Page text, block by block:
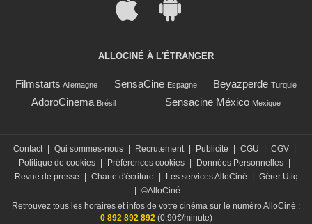
ALLOCINÉ À L'ÉTRANGER
Filmstarts Allemagne SensaCine Espagne Beyazperde Turquie
AdoroCinema Brésil Sensacine México Mexique
Contact Qui sommes-nous Recrutement Publicité CGU CGV
Politique de cookies
Préférences cookies Données Personnelles
Revue de presse
Charte d'écriture Les services AlloCiné
Gérer Utiq
©AlloCiné
Retrouvez tous les horaires et infos de votre cinéma sur le numéro AlloCiné :
0 892 892 892(0,90€/minute)